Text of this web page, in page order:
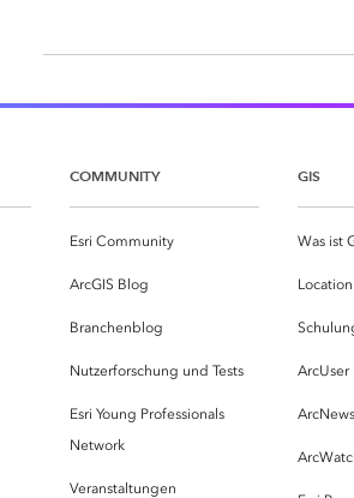
COMMUNITY
Esri Community
ArcGIS Blog
Branchenblog
Nutzerforschung und Tests
Esri Young Professionals
Network
Veranstaltungen
GIS
Was ist
ArcUser
ArcNews